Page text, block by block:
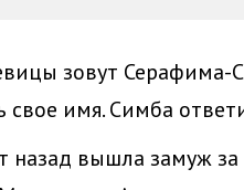
зовут Серафима-
свое имя. Симба
назад вышла замуж